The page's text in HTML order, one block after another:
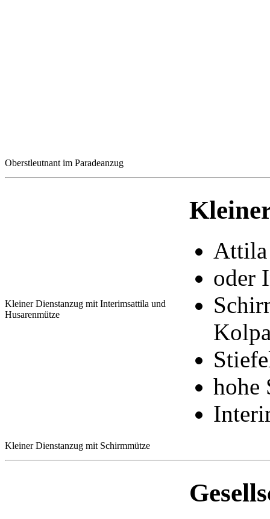
Oberstleutnant im Paradeanzug
Kleiner Dienstanzug mit Interimsattila und
Husarenmütze
Kleiner Dienstanzug mit Schirmmütze
Attila
oder
hohe